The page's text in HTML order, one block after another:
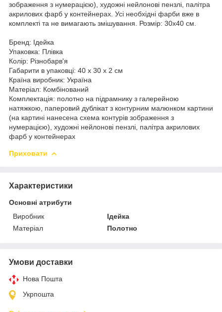
зображення з нумерацією), художні нейлонові пензлі, палітра
акрилових фарб у контейнерах. Усі необхідні фарби вже в
комплекті та не вимагають змішування. Розмір: 30х40 см.
Бренд: Ідейка
Упаковка: Плівка
Колір: Різнобарв'я
Габарити в упаковці: 40 x 30 x 2 см
Країна виробник: Україна
Матеріал: Комбінований
Комплектація: полотно на підрамнику з галерейною
натяжкою, паперовий дублікат з контурним малюнком картини
(на картині нанесена схема контурів зображення з
нумерацією), художні нейлонові пензлі, палітра акрилових
фарб у контейнерах
Приховати
Характеристики
Основні атрибути
Виробник
Ідейка
Матеріал
Полотно
Умови доставки
Нова Пошта
Укрпошта